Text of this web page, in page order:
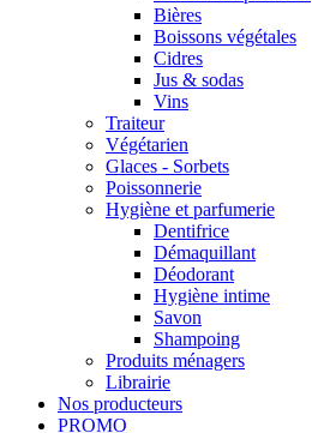
Bières
Boissons végétales
Cidres
Jus & sodas
Vins
Traiteur
Végétarien
Glaces - Sorbets
Poissonnerie
Hygiène et parfumerie
Dentifrice
Démaquillant
Déodorant
Hygiène intime
Savon
Shampoing
Produits ménagers
Librairie
Nos producteurs
PROMO